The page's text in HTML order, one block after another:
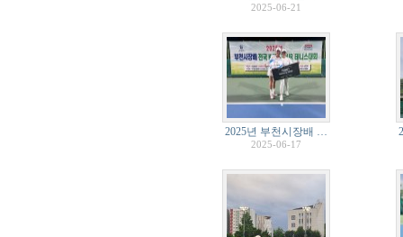
2025-06-21
2025년 부천시장배 …
2025-06-17